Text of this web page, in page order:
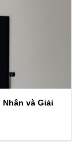
và Giải